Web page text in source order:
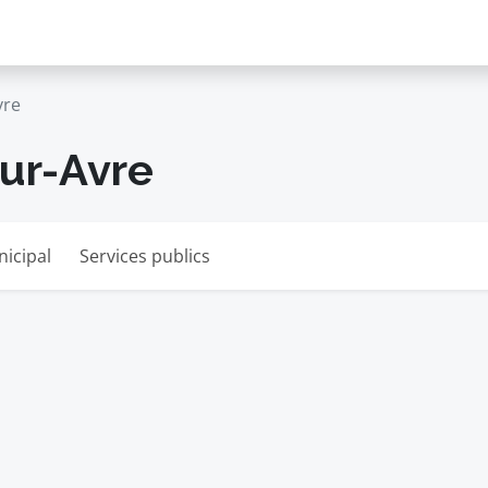
Avre
Services publics